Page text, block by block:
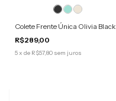
Colete Frente Única Olivia Black
R$289,00
5x de R$57,80 sem juros